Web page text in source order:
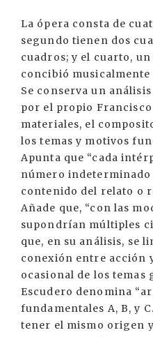
La ópera consta de
segundo tienen dos
cuadros; y el cuarto,
concibió
Se conserva un
por el propio
materiales, el
los temas y motivos
Apunta que “cada
número indeterminado
contenido del relato o
Añade que, “con las
supondrían múltiples
que, en su análisis, se
conexión entre acción
ocasional de los temas
Escudero denomina
fundamentales A, B, y
tener el mismo origen